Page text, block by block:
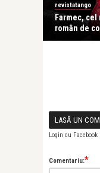
revistatango
Farmec, cel
român de
LASĂ UN
Login cu Facebook
Comentariu:*